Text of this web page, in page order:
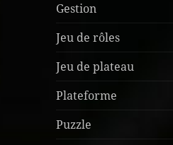
Gestion
Jeu de rôles
Jeu de plateau
Plateforme
Puzzle